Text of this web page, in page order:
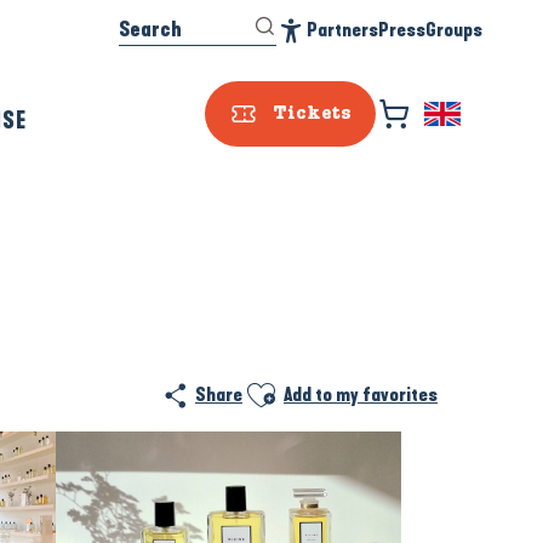
Tickets
Search PartnersPressGroups
Share Ajouter aux favoris
Add to my favorites